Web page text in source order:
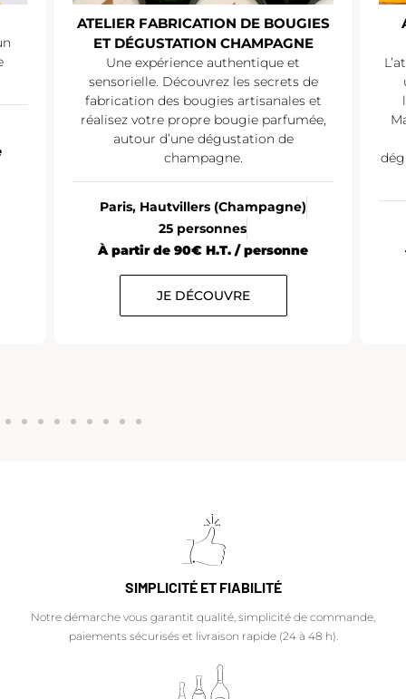
DE BOUGIES
et
les secrets de
artisanales et
parfumée,
ATELIER DÉGUSTATION VEUVE
CLICQUOT
L’atelier dégustation Veuve Clicquot
une occasion unique de découvrir
l’univers de l’une des plus grandes
Maisons de Champagne. Commentée
par un expert champagne, la
dégustation est proposée en “montée
Paris10 à 12 personnes
À partir de 35€ H.T. / personne
JE DÉCOUVRE
SIMPLICITÉ ET FIABILITÉ
Notre démarche vous garantit qualité, simplicité de commande,
paiements sécurisés et livraison rapide (24 à 48 h).